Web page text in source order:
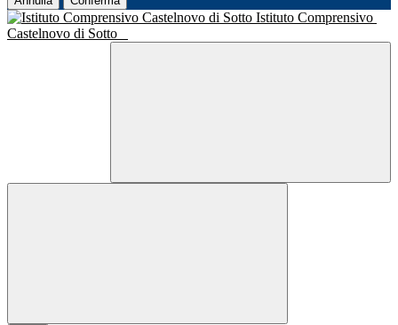
Istituto Comprensivo
Castelnovo di Sotto